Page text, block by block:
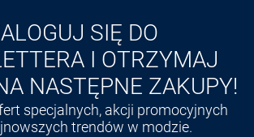
SIĘ DO
I OTRZYMAJ
NASTĘPNE ZAKUPY!
specjalnych, akcji promocyjnych
trendów w modzie.